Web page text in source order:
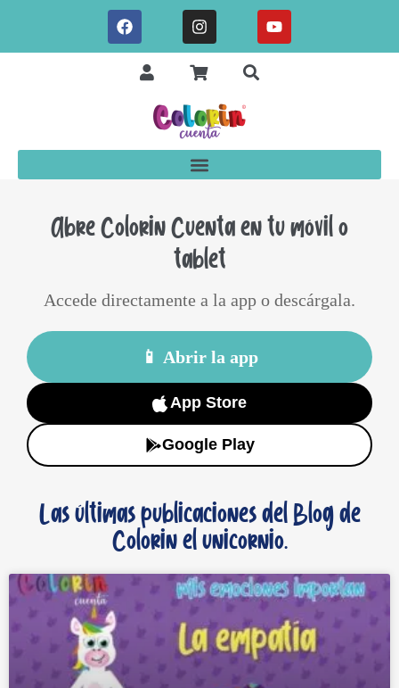
Abre Colorin Cuenta en tu móvil o
tablet
Accede directamente a la app o descárgala.
📱 Abrir la app
App Store
Google Play
Las últimas publicaciones del Blog de
Colorin el unicornio.